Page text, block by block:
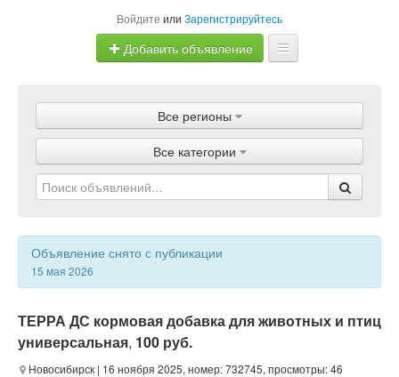
Войдите или Зарегистрируйтесь
Добавить объявление
Объявления
Магазины
Услуги
Статьи
Все регионы
Все категории
Объявление снято с публикации
15 мая 2026
ТЕРРА ДС кормовая добавка для животных и птиц
универсальная, 100 руб.
Новосибирск | 16 ноября 2025, номер: 732745, просмотры: 46